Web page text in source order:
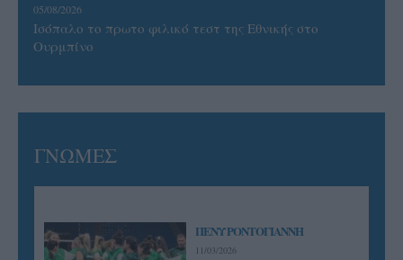
05/08/2026
Ισόπαλο το πρωτο φιλικό τεστ της Εθνικής στο
Ουρμπίνο
ΓΝΩΜΕΣ
ΠΕΝΥ ΡΟΝΤΟΓΙΑΝΝΗ
11/03/2026